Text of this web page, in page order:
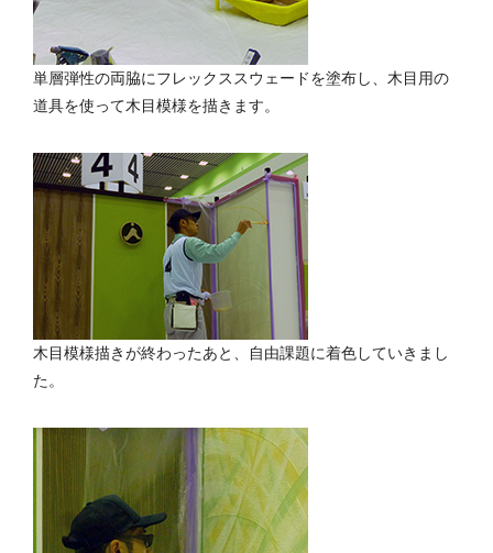
単層弾性の両脇にフレックススウェードを塗布し、木目用の
道具を使って木目模様を描きます。
木目模様描きが終わったあと、自由課題に着色していきまし
た。